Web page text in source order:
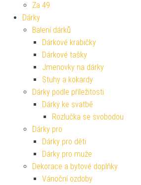
Za 49
Dárky
Balení dárků
Dárkové krabičky
Dárkové tašky
Jmenovky na dárky
Stuhy a kokardy
Dárky podle příležitosti
Dárky ke svatbě
Rozlučka se svobodou
Dárky pro
Dárky pro děti
Dárky pro muže
Dekorace a bytové doplňky
Vánoční ozdoby